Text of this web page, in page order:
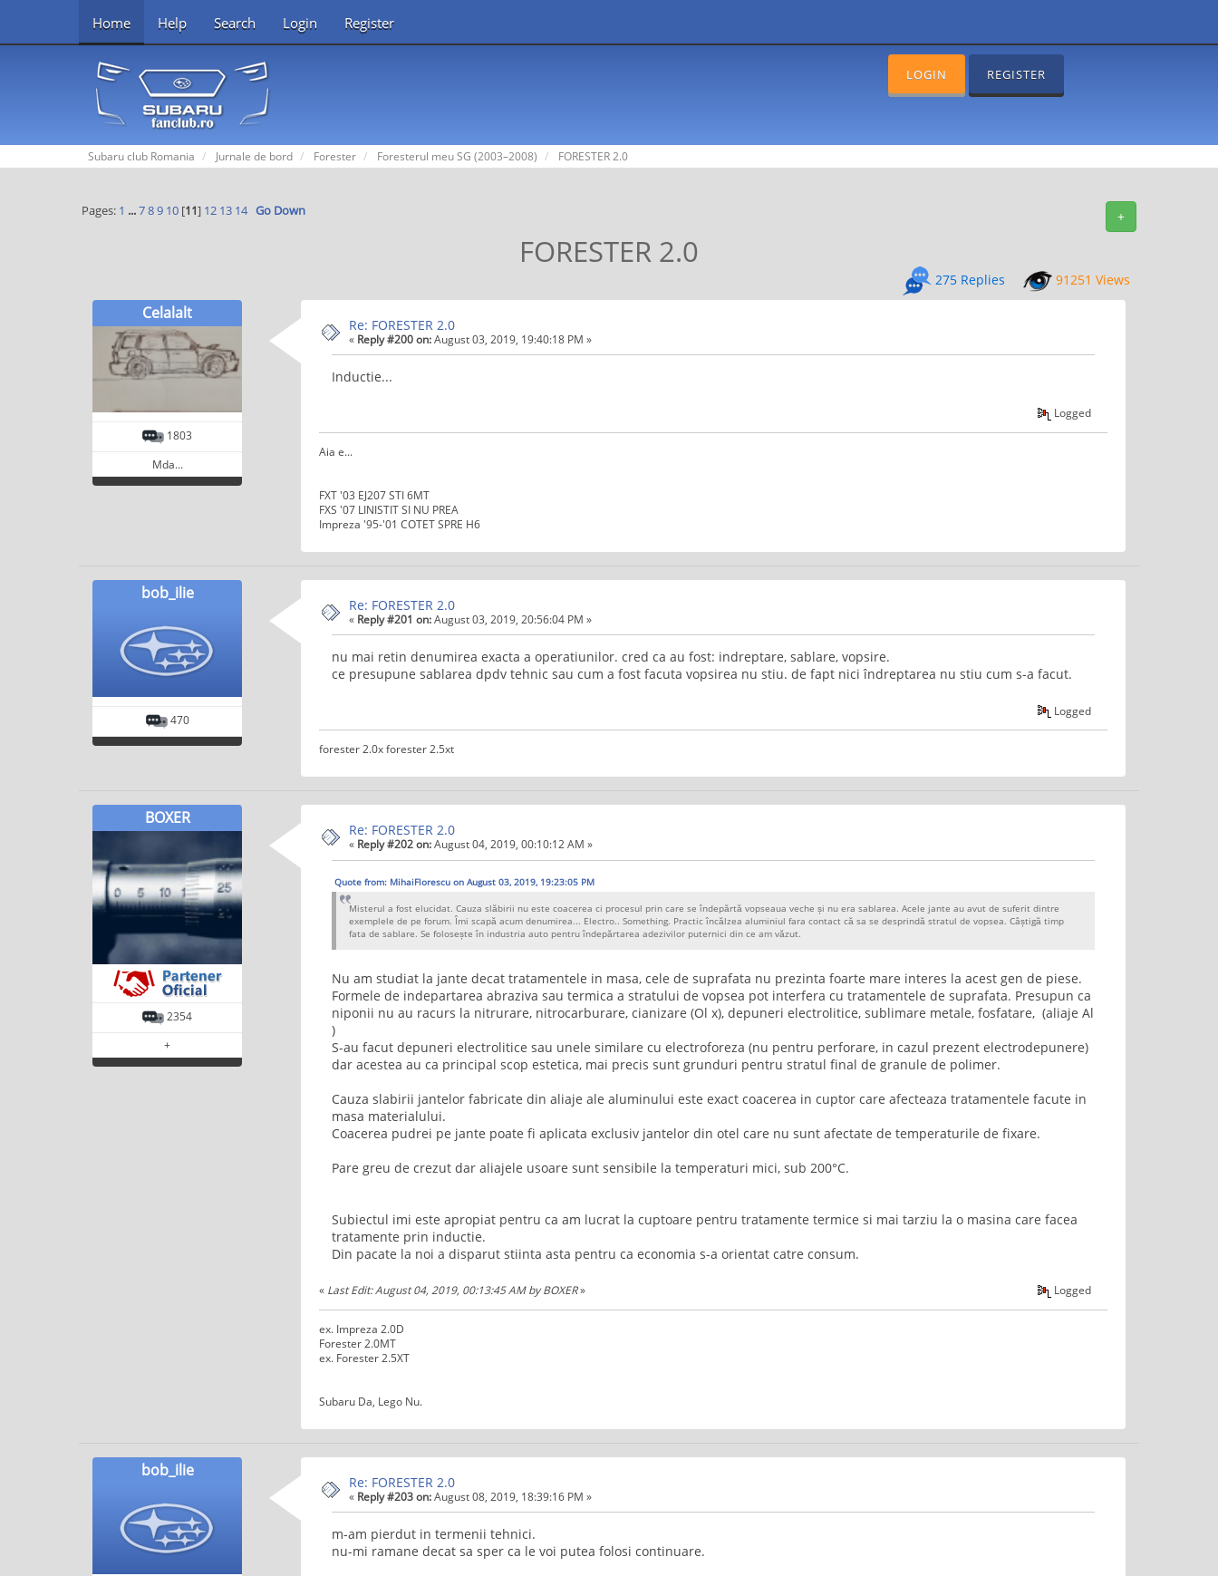
Home Help Search Login Register
LOGIN REGISTER
Subaru club Romania Jurnale de bord Forester Foresterul meu SG (2003–2008) FORESTER 2.0
+
Pages: 1 ...7 8 9 10[11] 12 13 14 Go Down
FORESTER 2.0
275 Replies 91251 Views
Celalalt
1803
Mda...
Re: FORESTER 2.0
« Reply #200 on:August 03, 2019, 19:40:18 PM »
Inductie...
Logged
Aia e...
FXT '03 EJ207 STI 6MT
FXS '07 LINISTIT SI NU PREA
Impreza '95-'01 COTET SPRE H6
bob_ilie
470
Re: FORESTER 2.0
« Reply #201 on:August 03, 2019, 20:56:04 PM »
nu mai retin denumirea exacta a operatiunilor. cred ca au fost: indreptare, sablare, vopsire.
ce presupune sablarea dpdv tehnic sau cum a fost facuta vopsirea nu stiu. de fapt nici îndreptarea nu stiu cum s-a facut.
Logged
forester 2.0x forester 2.5xt
BOXER
2354
+
Re: FORESTER 2.0
« Reply #202 on:August 04, 2019, 00:10:12 AM »
Quote from: MihaiFlorescu on August 03, 2019, 19:23:05 PM
Misterul a fost elucidat. Cauza slăbirii nu este coacerea ci procesul prin care se îndepărtă vopseaua veche și nu era sablarea. Acele jante au avut de suferit dintre
exemplele de pe forum. Îmi scapă acum denumirea... Electro.. Something. Practic încălzea aluminiul fara contact că sa se desprindă stratul de vopsea. Câștigă timp
fata de sablare. Se folosește în industria auto pentru îndepărtarea adezivilor puternici din ce am văzut.
Nu am studiat la jante decat tratamentele in masa, cele de suprafata nu prezinta foarte mare interes la acest gen de piese.
Formele de indepartarea abraziva sau termica a stratului de vopsea pot interfera cu tratamentele de suprafata. Presupun ca
niponii nu au racurs la nitrurare, nitrocarburare, cianizare (Ol x), depuneri electrolitice, sublimare metale, fosfatare, (aliaje Al
)
S-au facut depuneri electrolitice sau unele similare cu electroforeza (nu pentru perforare, in cazul prezent electrodepunere)
dar acestea au ca principal scop estetica, mai precis sunt grunduri pentru stratul final de granule de polimer.
Cauza slabirii jantelor fabricate din aliaje ale aluminului este exact coacerea in cuptor care afecteaza tratamentele facute in
masa materialului.
Coacerea pudrei pe jante poate fi aplicata exclusiv jantelor din otel care nu sunt afectate de temperaturile de fixare.
Pare greu de crezut dar aliajele usoare sunt sensibile la temperaturi mici, sub 200°C.
Subiectul imi este apropiat pentru ca am lucrat la cuptoare pentru tratamente termice si mai tarziu la o masina care facea
tratamente prin inductie.
Din pacate la noi a disparut stiinta asta pentru ca economia s-a orientat catre consum.
« Last Edit: August 04, 2019, 00:13:45 AM by BOXER» Logged
ex. Impreza 2.0D
Forester 2.0MT
ex. Forester 2.5XT
Subaru Da, Lego Nu.
bob_ilie
Re: FORESTER 2.0
« Reply #203 on:August 08, 2019, 18:39:16 PM »
m-am pierdut in termenii tehnici.
nu-mi ramane decat sa sper ca le voi putea folosi continuare.